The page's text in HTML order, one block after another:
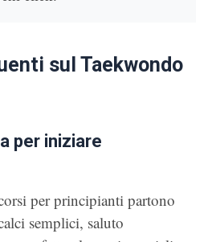
sul Taekwondo
per iniziare
per principianti partono
semplici, saluto